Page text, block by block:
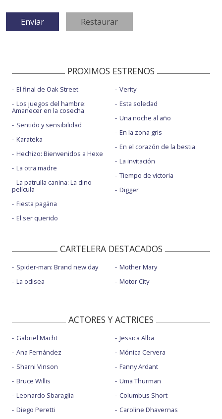
PROXIMOS ESTRENOS
El final de Oak Street
Los juegos del hambre:
Amanecer en la cosecha
Sentido y sensibilidad
Karateka
Hechizo: Bienvenidos a Hexe
La otra madre
La patrulla canina: La dino
película
Fiesta pagäna
El ser querido
Verity
Esta soledad
Una noche al año
En la zona gris
En el corazón de la bestia
La invitación
Tiempo de victoria
Digger
CARTELERA DESTACADOS
Spider-man: Brand new day
La odisea
Mother Mary
Motor City
ACTORES Y ACTRICES
Gabriel Macht
Ana Fernández
Sharni Vinson
Bruce Willis
Leonardo Sbaraglia
Diego Peretti
Jessica Alba
Mónica Cervera
Fanny Ardant
Uma Thurman
Columbus Short
Caroline Dhavernas